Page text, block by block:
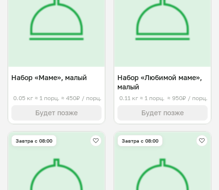
Набор «Маме», малый
0.05 кг ≈ 1 порц. ≈ 450₽ / порц.
Будет позже
Набор «Любимой маме»,
малый
0.11 кг ≈ 1 порц. ≈ 950₽ / порц.
Будет позже
Завтра c 08:00 Завтра c 08:00